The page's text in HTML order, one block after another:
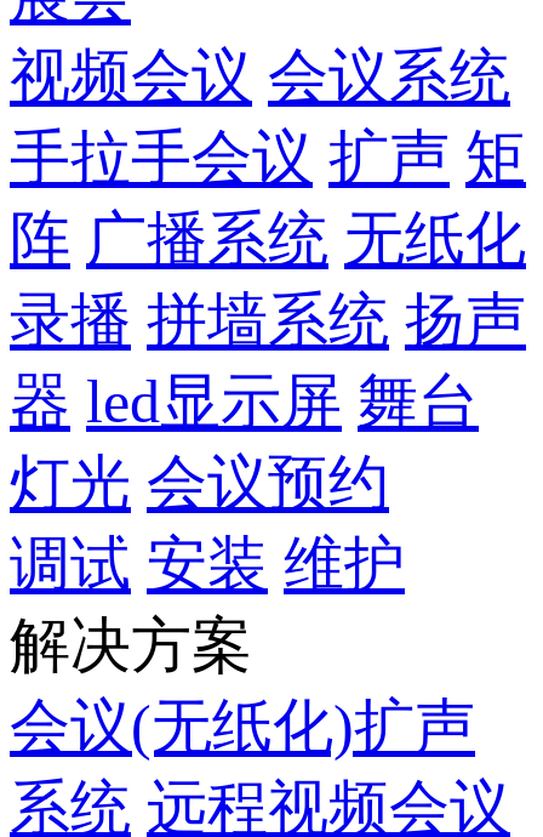
视频会议 会议系统
手拉手会议 扩声 矩
阵 广播系统 无纸化
录播 拼墙系统 扬声
器 led显示屏 舞台
灯光 会议预约
调试 安装 维护
解决方案
会议(无纸化)扩声
系统 远程视频会议